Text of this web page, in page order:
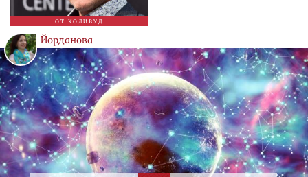
ОТ ХОЛИВУД
Йорданова